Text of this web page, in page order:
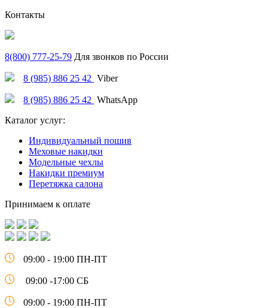
Контакты
8(800) 777-25-79 Для звонков по России
8 (985) 886 25 42 Viber
8 (985) 886 25 42 WhatsApp
Каталог услуг:
Индивидуальный пошив
Меховые накидки
Модельные чехлы
Накидки премиум
Перетяжка салона
Принимаем к оплате
09:00 - 19:00 ПН-ПТ
09:00 -17:00 СБ
09:00 - 19:00 ПН-ПТ